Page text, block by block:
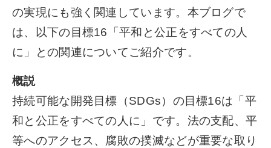
の実現にも強く関連しています。本ブログで
は、以下の目標16「平和と公正をすべての人
に」との関連についてご紹介です。
概説
持続可能な開発目標（SDGs）の目標16は「平
和と公正をすべての人に」です。法の支配、平
等へのアクセス、腐敗の撲滅などが重要な取り